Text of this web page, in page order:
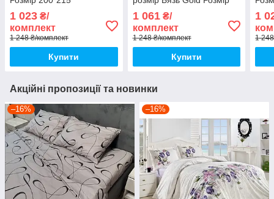
1 023 ₴/
комплект
1 248 ₴/комплект
Купити
200*215
1 061₴/
комплект
1 248 ₴/комплект
Купити
1
1
Акційні пропозиції та новинки
–16% –16%